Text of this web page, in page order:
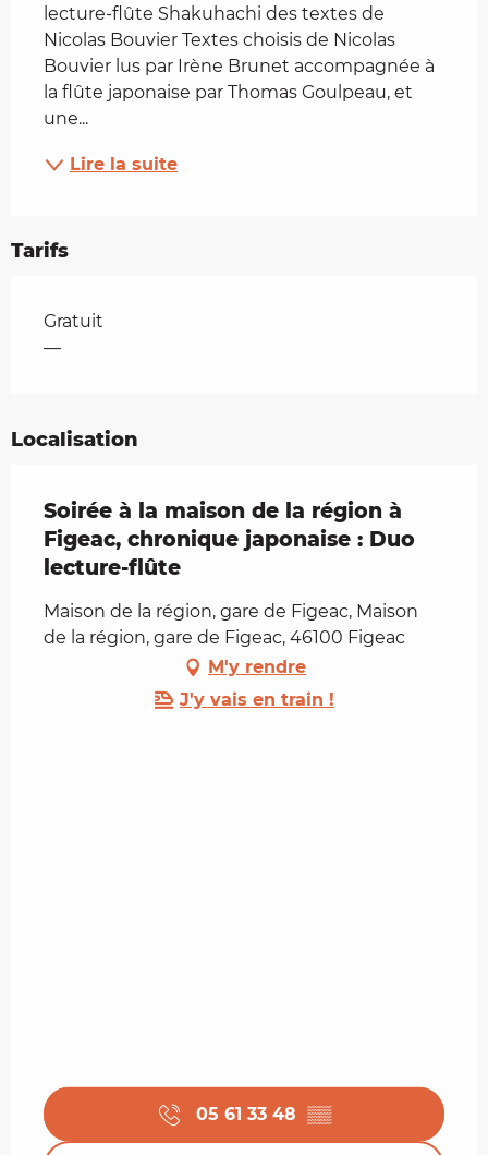
lecture-flûte Shakuhachi des textes de
Nicolas Bouvier Textes choisis de Nicolas
Bouvier lus par Irène Brunet accompagnée à
la flûte japonaise par Thomas Goulpeau, et
une...
Lire la suite
Tarifs
Tarifs 2026
Gratuit
—
Localisation
Soirée à la maison de la région à
Figeac, chronique japonaise : Duo
lecture-flûte
Maison de la région, gare de Figeac, Maison
de la région, gare de Figeac, 46100 Figeac
M'y rendre
J'y vais en train !
05 61 33 48 ▒▒